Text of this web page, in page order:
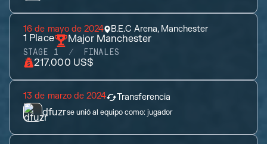
16 de mayo de 2024 B.E.C Arena, Manchester
1 Place Major Manchester
STAGE 1 FINALES
217.000 US$
13 de marzo de 2024 Transferencia
dfuzrse unió al equipo como:jugador